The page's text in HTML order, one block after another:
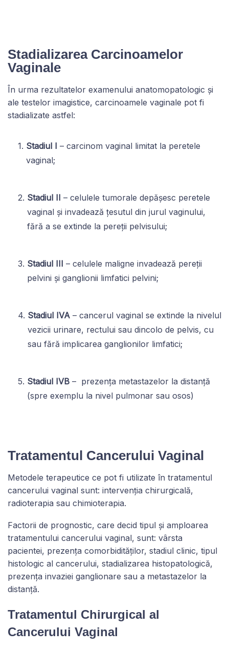
Stadializarea Carcinoamelor
Vaginale
În urma rezultatelor examenului anatomopatologic și
ale testelor imagistice, carcinoamele vaginale pot fi
stadializate astfel:
Stadiul I – carcinom vaginal limitat la peretele
vaginal;
Stadiul II – celulele tumorale depășesc peretele
vaginal și invadează țesutul din jurul vaginului,
fără a se extinde la pereții pelvisului;
Stadiul III – celulele maligne invadează pereții
pelvini și ganglionii limfatici pelvini;
Stadiul IVA – cancerul vaginal se extinde la nivelul
vezicii urinare, rectului sau dincolo de pelvis, cu
sau fără implicarea ganglionilor limfatici;
Stadiul IVB – prezența metastazelor la distanță
(spre exemplu la nivel pulmonar sau osos)
Tratamentul Cancerului Vaginal
Metodele terapeutice ce pot fi utilizate în tratamentul
cancerului vaginal sunt: intervenția chirurgicală,
radioterapia sau chimioterapia.
Factorii de prognostic, care decid tipul și amploarea
tratamentului cancerului vaginal, sunt: vârsta
pacientei, prezența comorbidităților, stadiul clinic, tipul
histologic al cancerului, stadializarea histopatologică,
prezența invaziei ganglionare sau a metastazelor la
distanță.
Tratamentul Chirurgical al
Cancerului Vaginal